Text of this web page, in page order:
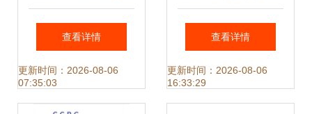
厂管理系统设计与
实现
查看详情
更新时间：2026-08-06
07:35:03
数据化运营系统设
计与实现
查看详情
更新时间：2026-08-06
16:33:29